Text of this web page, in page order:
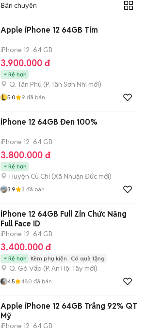
Bán chuyên
Apple iPhone 12 64GB Tím
iPhone 12 64 GB
3.900.000 đ
Rẻ hơn
Q. Tân Phú (P. Tân Sơn Nhì mới)
L 5.0 9 đã bán
iPhone 12 64GB Đen 100%
iPhone 12 64 GB
3.800.000 đ
Rẻ hơn
Huyện Củ Chi (Xã Nhuận Đức mới)
3.9 3 đã bán
iPhone 12 64GB Full Zin Chức Năng
Full Face ID
iPhone 12 64 GB
3.400.000 đ
Rẻ hơn Kèm phụ kiện Có quà tặng
Q. Gò Vấp (P. An Hội Tây mới)
4.5 480 đã bán
Apple iPhone 12 64GB Trắng 92% QT
Mỹ
iPhone 12 64 GB